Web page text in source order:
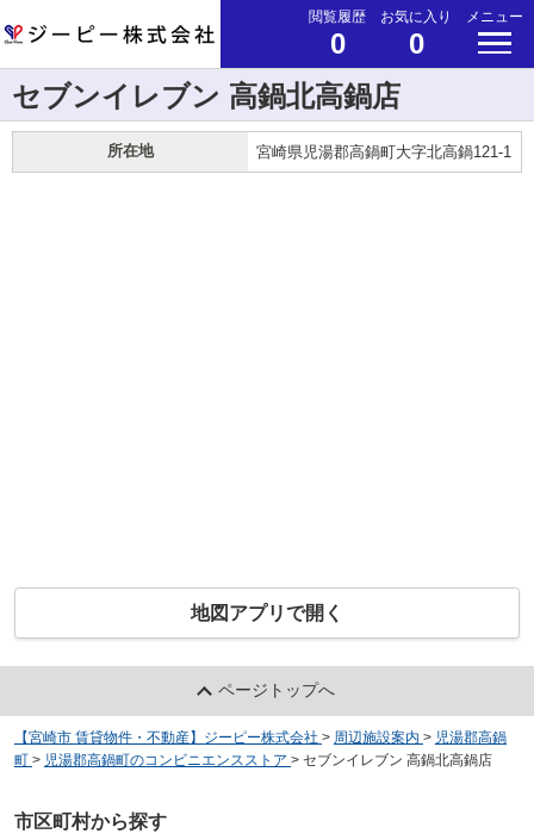
閲覧履歴
0
お気に入り
0
メニュー
セブンイレブン 高鍋北高鍋店
所在地 宮崎県児湯郡高鍋町大字北高鍋121-1
地図アプリで開く
ページトップへ
【宮崎市 賃貸物件・不動産】ジーピー株式会社 > 周辺施設案内 > 児湯郡高鍋
町 > 児湯郡高鍋町のコンビニエンスストア > セブンイレブン 高鍋北高鍋店
市区町村から探す